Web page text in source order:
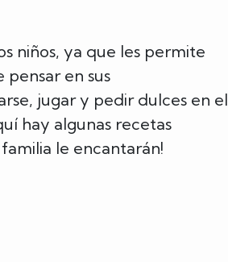
y
recetas
para
Halloween
niños, ya que les permite
en sus
jugar y pedir dulces en el
hay algunas recetas
le encantarán!